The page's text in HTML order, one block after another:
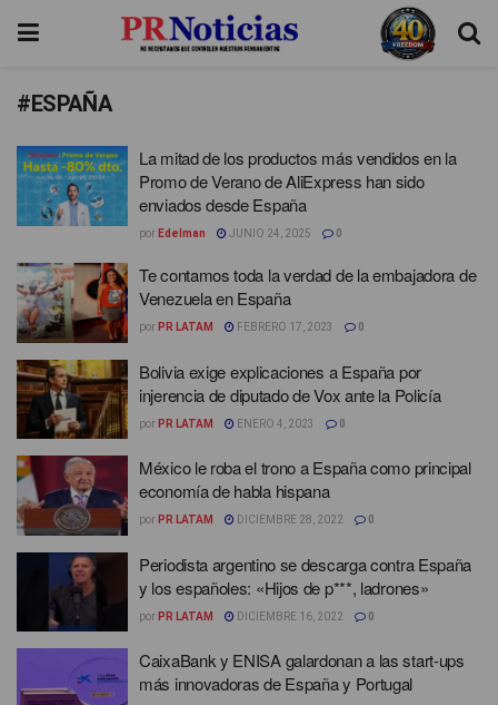
#ESPAÑA
La mitad de los productos más vendidos en la
Promo de Verano de AliExpress han sido
enviados desde España
por Edelman JUNIO 24, 2025 0
Te contamos toda la verdad de la embajadora de
Venezuela en España
por PR LATAM FEBRERO 17, 2023 0
Bolivia exige explicaciones a España por
injerencia de diputado de Vox ante la Policía
por PR LATAM ENERO 4, 2023 0
México le roba el trono a España como principal
economía de habla hispana
por PR LATAM DICIEMBRE 28, 2022 0
Periodista argentino se descarga contra España
y los españoles: «Hijos de p***, ladrones»
por PR LATAM DICIEMBRE 16, 2022 0
CaixaBank y ENISA galardonan a las start-ups
más innovadoras de España y Portugal